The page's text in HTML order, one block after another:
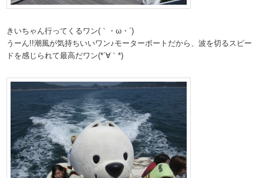
きいちゃん行ってくるワン(｀・ω・´)
うーん!!潮風が気持ちいいワン♪モーターボートだから、波を切るスピー
ドを感じられて最高だワン(*´∀｀*)